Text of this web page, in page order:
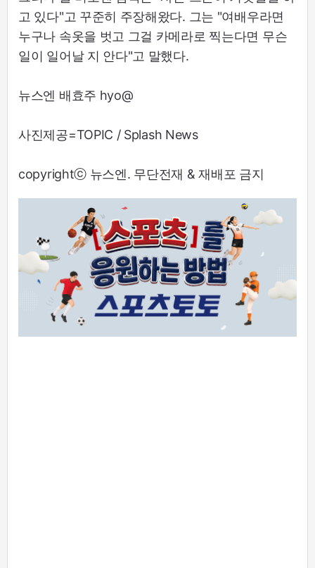
고 있다"고 꾸준히 주장해왔다. 그는 "여배우라면
누구나 속옷을 벗고 그걸 카메라로 찍는다면 무슨
일이 일어날 지 안다"고 말했다.
뉴스엔 배효주 hyo@
사진제공=TOPIC / Splash News
copyrightⓒ 뉴스엔. 무단전재 & 재배포 금지